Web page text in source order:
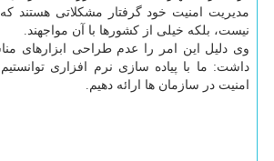
مدیریت امنیت خود گرفتار مشکلاتی هستند
نیست، بلکه خیلی از کشورها با آن مواجهند.
وی دلیل این امر را عدم طراحی ابزارهای
داشت: ما با پیاده سازی نرم افزاری
امنیت در سازمان ها ارائه دهیم.